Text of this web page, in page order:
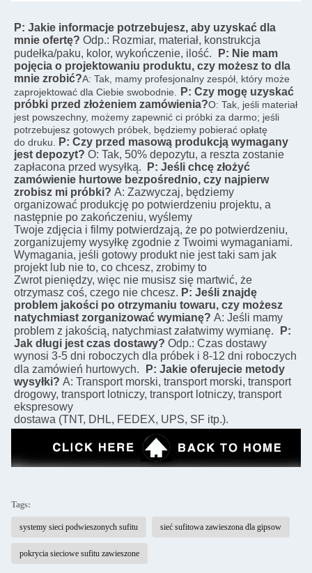
P: Jakie informacje potrzebujesz, aby uzyskać dla
mnie ofertę? Odp.: Rozmiar, materiał, konstrukcja
pudełka/paku, kolor, wykończenie, ilość.
P: Nie mam
pojęcia o projektowaniu produktu, czy możesz to dla
mnie zrobić?A: Tak, mamy profesjonalny zespół, który może
zaprojektować dla Ciebie swobodnie.
P: Czy mogę uzyskać
próbki przed złożeniem zamówienia?O: Tak, jeśli materiał
jest powszechny, możemy zapewnić ci próbki za darmo; jeśli
potrzebujesz gotowych próbek, będziemy pobierać opłatę
do druku.
P: Czy przed masową produkcją wymagany
jest depozyt? O: Tak, 50% depozytu, a reszta zostanie
zapłacona przed wysyłką.
P: Jeśli chcę złożyć
zamówienie hurtowe bezpośrednio, czy najpierw
zrobisz mi próbki? A: Zazwyczaj, będziemy
organizować produkcję po potwierdzeniu projektu, a
następnie po zakończeniu, wyślemy
Twoje zdjęcia i filmy potwierdzają, że po potwierdzeniu,
zorganizujemy wysyłkę zgodnie z Twoimi wymaganiami.
Wymagania, jeśli gotowy produkt nie jest taki sam jak
projekt lub nie to, co chcesz, zrobimy to
Zwrot pieniędzy, więc nie musisz się martwić, że
otrzymasz coś, czego nie chcesz. P: Jeśli znajdę
problem jakości po otrzymaniu towaru, czy możesz
natychmiast zorganizować wymianę? A: Jeśli mamy
problem z jakością, natychmiast załatwimy wymianę.
P:
Jak długi jest czas dostawy? Odp.: Czas dostawy
wynosi 3-5 dni roboczych dla próbek i 8-12 dni roboczych
dla zamówień hurtowych.
P: Jakie oferujecie metody
wysyłki? A: Transport morski, transport morski, transport
drogowy, transport lotniczy, transport lotniczy, transport
ekspresowy
dostawa (TNT, DHL, FEDEX, UPS, SF itp.).
Tags:
systemy sieci podwieszonych sufitu sieć sufitowa zawieszona dla gipsow
pokrycia sieciowe sufitu zawieszone